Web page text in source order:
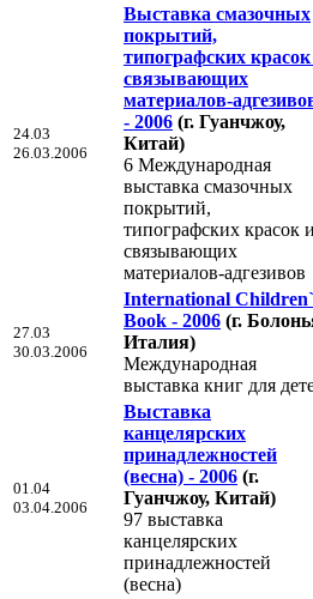
24.03
26.03.2006
Выставка смазочных
покрытий,
типографских
связывающих
материалов-
- 2006 (г. Гуанчжоу,
Китай)
6 Международная
выставка смазочных
покрытий,
типографских красок и
связывающих
материалов-адгезивов
27.03
30.03.2006
International
Book - 2006 (г.
Италия)
Международная
выставка книг для
01.04
03.04.2006
Выставка
канцелярских
принадлежностей
(весна) - 2006 (г.
Гуанчжоу, Китай)
97 выставка
канцелярских
принадлежностей
(весна)